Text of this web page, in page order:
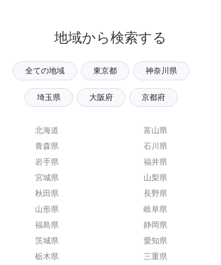
地域から検索する
全ての地域 東京都 神奈川県
埼玉県 大阪府 京都府
北海道
青森県
岩手県
宮城県
秋田県
山形県
福島県
茨城県
栃木県
富山県
石川県
福井県
山梨県
長野県
岐阜県
静岡県
愛知県
三重県